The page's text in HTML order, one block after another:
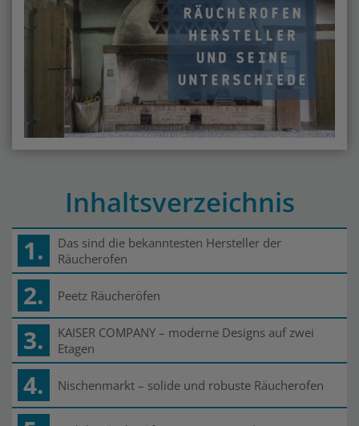
Inhaltsverzeichnis
1.
Das sind die bekanntesten Hersteller der
Räucherofen
2. Peetz Räucheröfen
3.
KAISER COMPANY – moderne Designs auf zwei
Etagen
4. Nischenmarkt – solide und robuste Räucherofen